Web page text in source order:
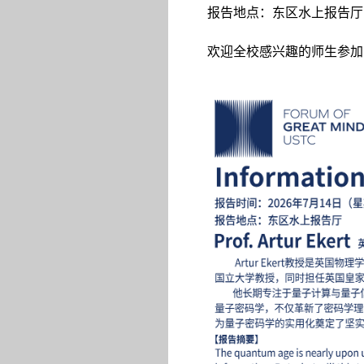
报告地点：东区水上报告厅
欢迎全校感兴趣的师生参